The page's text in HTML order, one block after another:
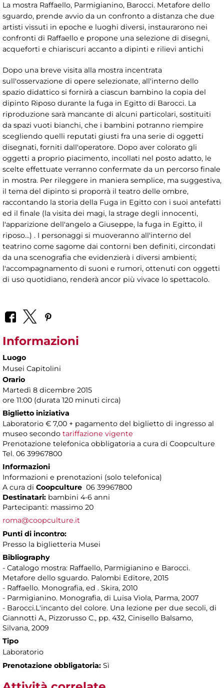
La mostra Raffaello, Parmigianino, Barocci. Metafore dello
sguardo, prende avvio da un confronto a distanza che due
artisti vissuti in epoche e luoghi diversi, instaurarono nei
confronti di Raffaello e propone una selezione di disegni,
acqueforti e chiariscuri accanto a dipinti e rilievi antichi
Dopo una breve visita alla mostra incentrata
sull'osservazione di opere selezionate, all'interno dello
spazio didattico si fornirà a ciascun bambino la copia del
dipinto Riposo durante la fuga in Egitto di Barocci. La
riproduzione sarà mancante di alcuni particolari, sostituiti
da spazi vuoti bianchi, che i bambini potranno riempire
scegliendo quelli reputati giusti fra una serie di oggetti
disegnati, forniti dall'operatore. Dopo aver colorato gli
oggetti a proprio piacimento, incollati nel posto adatto, le
scelte effettuate verranno confermate da un percorso finale
in mostra. Per rileggere in maniera semplice, ma suggestiva,
il tema del dipinto si proporrà il teatro delle ombre,
raccontando la storia della Fuga in Egitto con i suoi antefatti
ed il finale (la visita dei magi, la strage degli innocenti,
l'apparizione dell'angelo a Giuseppe, la fuga in Egitto, il
riposo...) . I personaggi si muoveranno all'interno del
teatrino come sagome dai contorni ben definiti, circondati
da una scenografia che evidenzierà i diversi ambienti;
l'accompagnamento di suoni e rumori, ottenuti con oggetti
di uso quotidiano, renderà ancor più vivace lo spettacolo.
Informazioni
Luogo
Musei Capitolini
Orario
Martedì 8 dicembre 2015
ore 11:00 (durata 120 minuti circa)
Biglietto iniziativa
Laboratorio € 7,00 + pagamento del biglietto di ingresso al
museo secondo tariffazione vigente
Prenotazione telefonica obbligatoria a cura di Coopculture
Tel. 06 39967800
Informazioni
Informazioni e prenotazioni (solo telefonica)
A cura di Coopculture 06 39967800
Destinatari: bambini 4-6 anni
Partecipanti: massimo 20
roma@coopculture.it
Punti di incontro:
Presso la biglietteria Musei
Bibliography
- Catalogo mostra: Raffaello, Parmigianino e Barocci.
Metafore dello sguardo. Palombi Editore, 2015
- Raffaello. Monografia, ed . Skira, 2010
- Parmigianino. Monografia, di Luisa Viola, Parma, 2007
- Barocci.L'incanto del colore. Una lezione per due secoli, di
Giannotti A., Pizzorusso C., pp. 432, Cinisello Balsamo,
Silvana, 2009
Tipo
Laboratorio
Prenotazione obbligatoria: Sì